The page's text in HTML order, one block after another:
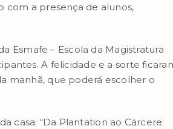
com a presença de alunos,
Esmafe – Escola da Magistratura
A felicidade e a sorte
manhã, que poderá escolher o
casa: “Da Plantation ao Cárcere: